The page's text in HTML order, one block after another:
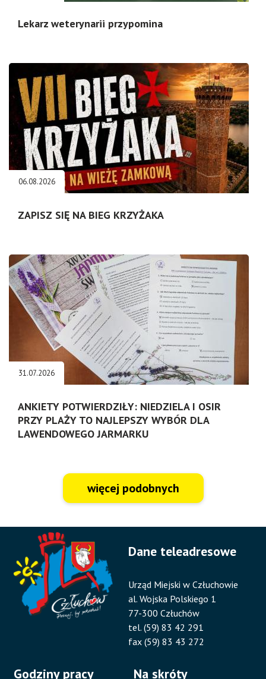
Lekarz weterynarii przypomina
06.08.2026
ZAPISZ SIĘ NA BIEG KRZYŻAKA
31.07.2026
ANKIETY POTWIERDZIŁY: NIEDZIELA I OSIR
PRZY PLAŻY TO NAJLEPSZY WYBÓR DLA
LAWENDOWEGO JARMARKU
więcej podobnych
Dane teleadresowe
Urząd Miejski w Człuchowie
al. Wojska Polskiego 1
77-300 Człuchów
tel. (59) 83 42 291
fax (59) 83 43 272
Godziny pracy Na skróty